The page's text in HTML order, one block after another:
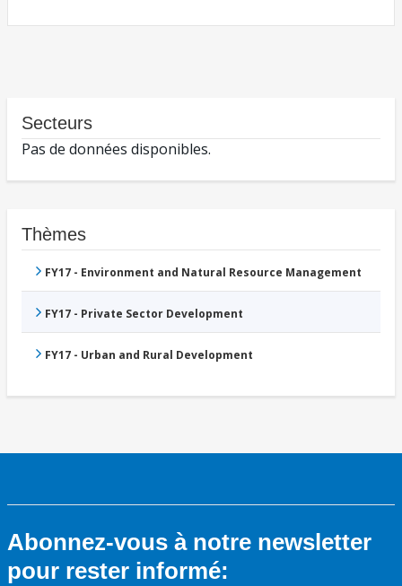
Secteurs
Pas de données disponibles.
Thèmes
FY17 - Environment and Natural Resource Management
FY17 - Private Sector Development
FY17 - Urban and Rural Development
Abonnez-vous à notre newsletter
pour rester informé: